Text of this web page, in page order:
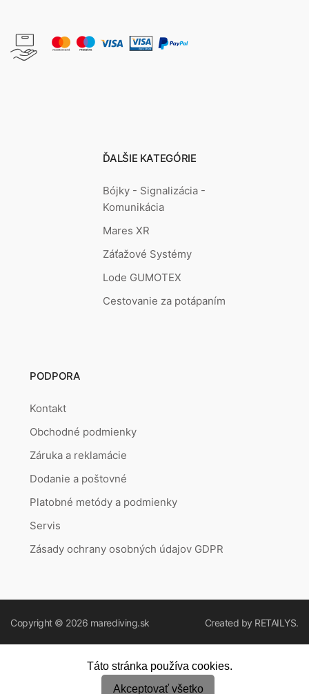
ĎALŠIE KATEGÓRIE
Bójky - Signalizácia -
Komunikácia
Mares XR
Záťažové Systémy
Lode GUMOTEX
Cestovanie za potápaním
PODPORA
Kontakt
Obchodné podmienky
Záruka a reklamácie
Dodanie a poštovné
Platobné metódy a podmienky
Servis
Zásady ochrany osobných údajov GDPR
Copyright © 2026 marediving.sk Created by RETAILYS.
Táto stránka používa cookies.
Akceptovať všetko